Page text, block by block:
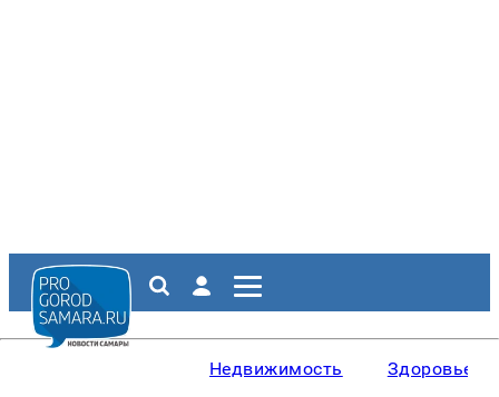
Недвижимость Здоровье